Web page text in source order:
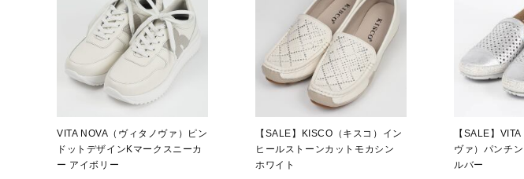
VITA NOVA（ヴィタノヴァ）ピン
ドットデザインKマークスニーカ
ー アイボリー
【SALE】KISCO（キスコ）イン
ヒールストーンカットモカシン
ホワイト
【SALE】
ヴァ）パンチ
ルバー